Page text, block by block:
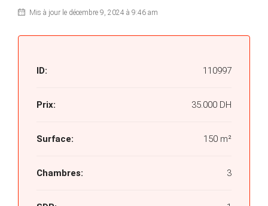
Mis à jour le décembre 9, 2024 à 9:46 am
ID: 110997
Prix: 35.000 DH
Surface: 150 m²
Chambres: 3